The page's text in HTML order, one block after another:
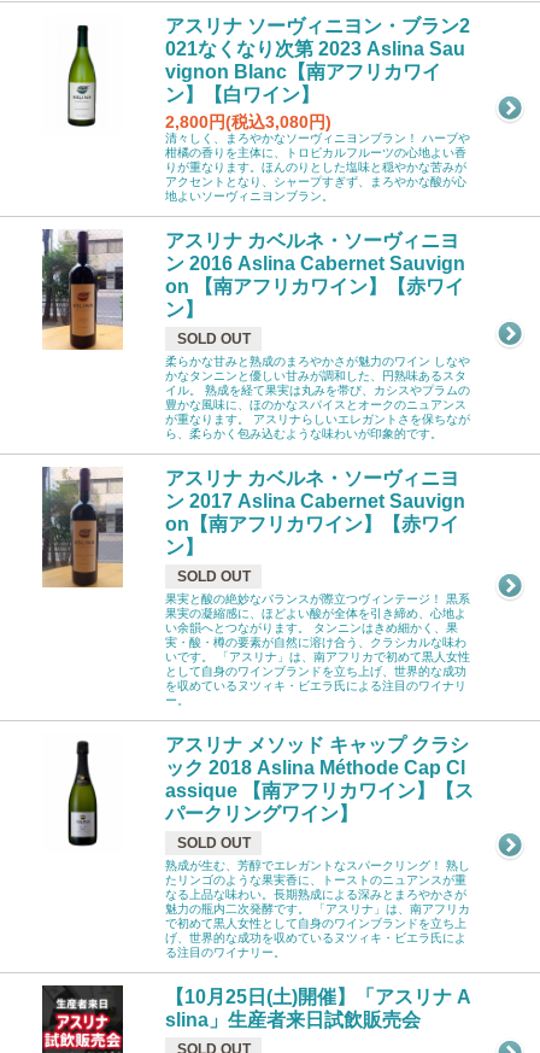
アスリナ ソーヴィニヨン・ブラン2
021なくなり次第 2023 Aslina Sau
vignon Blanc【南アフリカワイ
ン】【白ワイン】
2,800円(税込3,080円)
清々しく、まろやかなソーヴィニヨンブラン！ ハーブや
柑橘の香りを主体に、トロピカルフルーツの心地よい香
りが重なります。ほんのりとした塩味と穏やかな苦みが
アクセントとなり、シャープすぎず、まろやかな酸が心
地よいソーヴィニヨンブラン。
アスリナ カベルネ・ソーヴィニヨ
ン 2016 Aslina Cabernet Sauvign
on 【南アフリカワイン】【赤ワイ
ン】
SOLD OUT
柔らかな甘みと熟成のまろやかさが魅力のワイン しなや
かなタンニンと優しい甘みが調和した、円熟味あるスタ
イル。 熟成を経て果実は丸みを帯び、カシスやプラムの
豊かな風味に、ほのかなスパイスとオークのニュアンス
が重なります。 アスリナらしいエレガントさを保ちなが
ら、柔らかく包み込むような味わいが印象的です。
アスリナ カベルネ・ソーヴィニヨ
ン 2017 Aslina Cabernet Sauvign
on【南アフリカワイン】【赤ワイ
ン】
SOLD OUT
果実と酸の絶妙なバランスが際立つヴィンテージ！ 黒系
果実の凝縮感に、ほどよい酸が全体を引き締め、心地よ
い余韻へとつながります。 タンニンはきめ細かく、果
実・酸・樽の要素が自然に溶け合う、クラシカルな味わ
いです。 「アスリナ」は、南アフリカで初めて黒人女性
として自身のワインブランドを立ち上げ、世界的な成功
を収めているヌツィキ・ビエラ氏による注目のワイナリ
ー。
アスリナ メソッド キャップ クラシ
ック 2018 Aslina Méthode Cap Cl
assique 【南アフリカワイン】【ス
パークリングワイン】
SOLD OUT
熟成が生む、芳醇でエレガントなスパークリング！ 熟し
たリンゴのような果実香に、トーストのニュアンスが重
なる上品な味わい。長期熟成による深みとまろやかさが
魅力の瓶内二次発酵です。 「アスリナ」は、南アフリカ
で初めて黒人女性として自身のワインブランドを立ち上
げ、世界的な成功を収めているヌツィキ・ビエラ氏によ
る注目のワイナリー。
【10月25日(土)開催】「アスリナ A
slina」生産者来日試飲販売会
SOLD OUT